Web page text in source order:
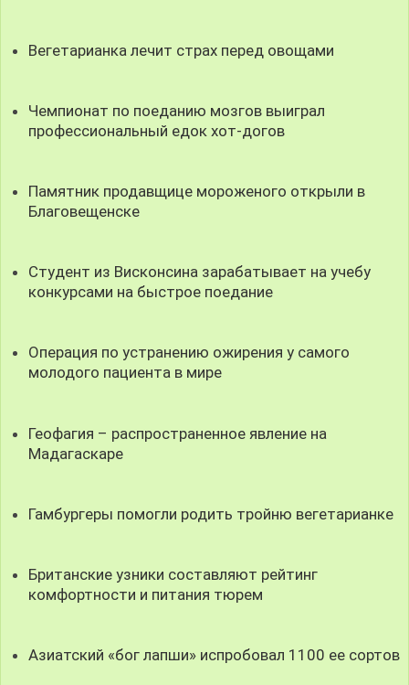
Вегетарианка лечит страх перед овощами
Чемпионат по поеданию мозгов выиграл
профессиональный едок хот-догов
Памятник продавщице мороженого открыли в
Благовещенске
Студент из Висконсина зарабатывает на учебу
конкурсами на быстрое поедание
Операция по устранению ожирения у самого
молодого пациента в мире
Геофагия – распространенное явление на
Мадагаскаре
Гамбургеры помогли родить тройню вегетарианке
Британские узники составляют рейтинг
комфортности и питания тюрем
Азиатский «бог лапши» испробовал 1100 ее сортов